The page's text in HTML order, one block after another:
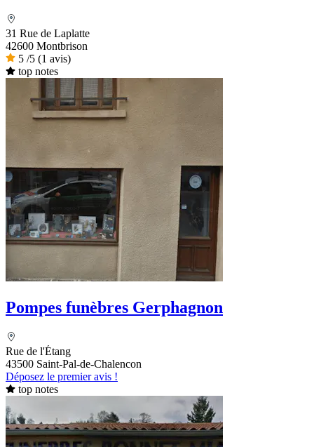
31 Rue de Laplatte
42600 Montbrison
5 /5 (1 avis)
top notes
Pompes funèbres Gerphagnon
Rue de l'Étang
43500 Saint-Pal-de-Chalencon
Déposez le premier avis !
top notes